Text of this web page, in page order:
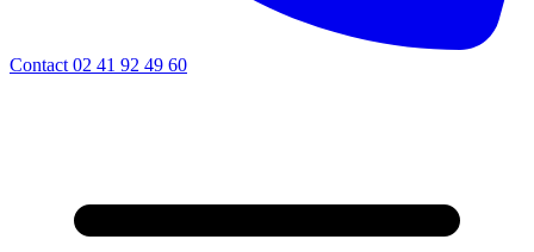
Contact 02 41 92 49 60